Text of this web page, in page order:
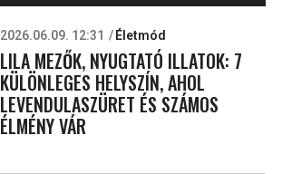
2026.06.09. 12:31 Életmód
LILA MEZŐK, NYUGTATÓ ILLATOK: 7
KÜLÖNLEGES HELYSZÍN, AHOL
LEVENDULASZÜRET ÉS SZÁMOS
ÉLMÉNY VÁR